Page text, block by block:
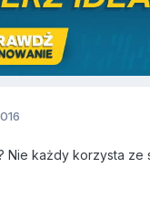
Nie każdy korzysta ze